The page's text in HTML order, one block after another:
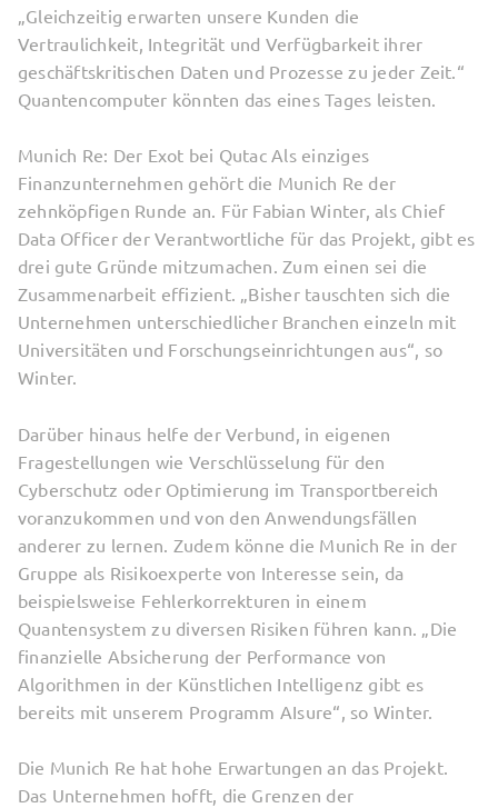
„Gleichzeitig erwarten unsere Kunden die
Vertraulichkeit, Integrität und Verfügbarkeit ihrer
geschäftskritischen Daten und Prozesse zu jeder Zeit.“
Quantencomputer könnten das eines Tages leisten.
Munich Re: Der Exot bei Qutac Als einziges
Finanzunternehmen gehört die Munich Re der
zehnköpfigen Runde an. Für Fabian Winter, als Chief
Data Officer der Verantwortliche für das Projekt, gibt es
drei gute Gründe mitzumachen. Zum einen sei die
Zusammenarbeit effizient. „Bisher tauschten sich die
Unternehmen unterschiedlicher Branchen einzeln mit
Universitäten und Forschungseinrichtungen aus“, so
Winter.
Darüber hinaus helfe der Verbund, in eigenen
Fragestellungen wie Verschlüsselung für den
Cyberschutz oder Optimierung im Transportbereich
voranzukommen und von den Anwendungsfällen
anderer zu lernen. Zudem könne die Munich Re in der
Gruppe als Risikoexperte von Interesse sein, da
beispielsweise Fehlerkorrekturen in einem
Quantensystem zu diversen Risiken führen kann. „Die
finanzielle Absicherung der Performance von
Algorithmen in der Künstlichen Intelligenz gibt es
bereits mit unserem Programm AIsure“, so Winter.
Die Munich Re hat hohe Erwartungen an das Projekt.
Das Unternehmen hofft, die Grenzen der